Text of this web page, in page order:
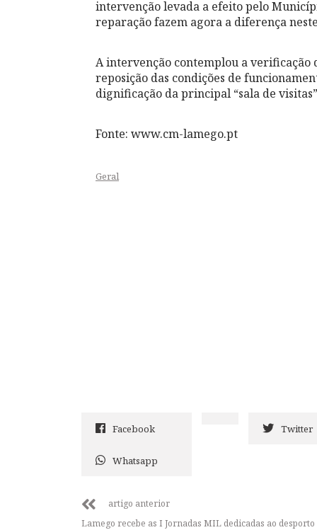
intervenção levada a efeito pelo
reparação fazem agora a diferença
A intervenção contemplou a verificação
reposição das condições de
dignificação da principal “sala de
Fonte: www.cm-lamego.pt
Geral
Facebook Twitter
Whatsapp
artigo anterior
Lamego recebe as I Jornadas MIL dedicadas ao desporto